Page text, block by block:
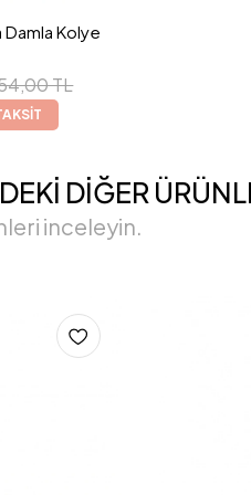
Damla Kolye
TL
DİĞER
inceleyin.